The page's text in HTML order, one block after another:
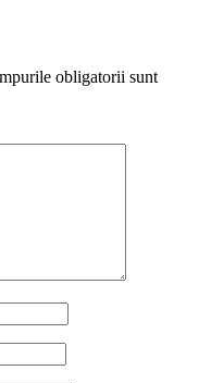
obligatorii sunt